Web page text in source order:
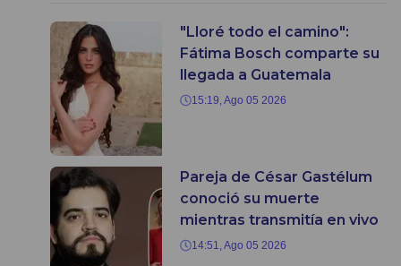
"Lloré todo el camino":
Fátima Bosch comparte su
llegada a Guatemala
15:19, Ago 05 2026
Pareja de César Gastélum
conoció su muerte
mientras transmitía en vivo
14:51, Ago 05 2026